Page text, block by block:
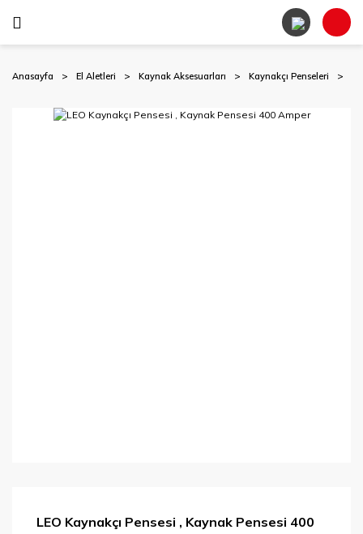
Anasayfa El Aletleri Kaynak Aksesuarları Kaynakçı Penseleri
LEO Kaynakçı Pensesi , Kaynak Pensesi 400